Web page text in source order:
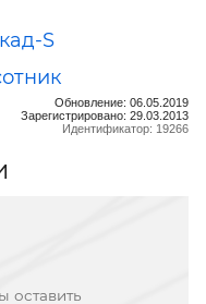
S
Обновление: 06.05.2019
Зарегистрировано: 29.03.2013
Идентификатор: 19266
оставить